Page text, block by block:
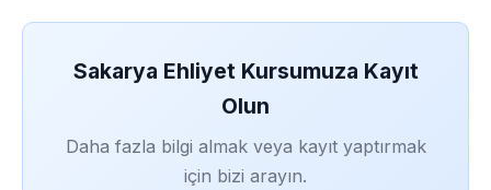
Sakarya Ehliyet Kursumuza Kayıt
Olun
Daha fazla bilgi almak veya kayıt yaptırmak
için bizi arayın.